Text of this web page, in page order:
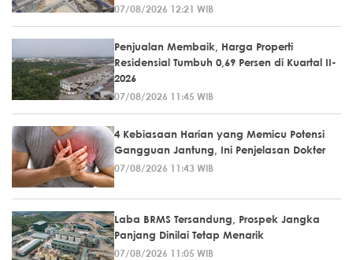
07/08/2026 12:21 WIB
Penjualan Membaik, Harga Properti
Residensial Tumbuh 0,69 Persen di Kuartal II-
2026
07/08/2026 11:45 WIB
4 Kebiasaan Harian yang Memicu Potensi
Gangguan Jantung, Ini Penjelasan Dokter
07/08/2026 11:43 WIB
Laba BRMS Tersandung, Prospek Jangka
Panjang Dinilai Tetap Menarik
07/08/2026 11:05 WIB